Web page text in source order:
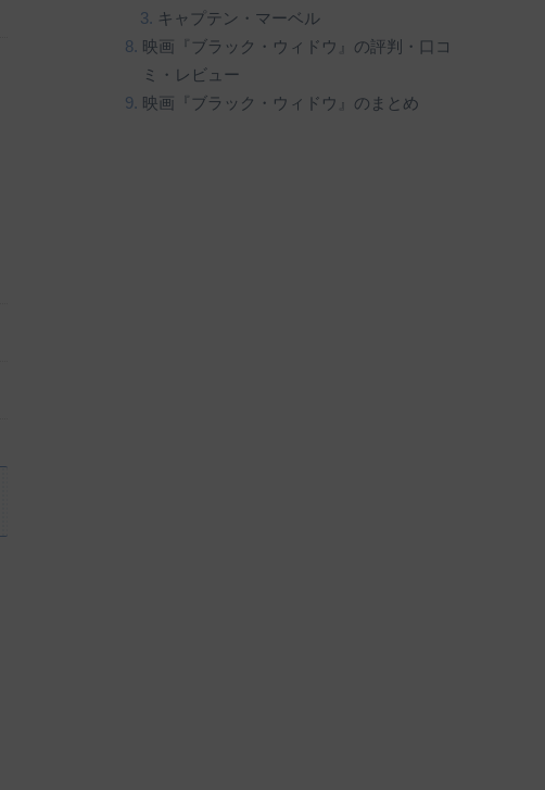
キャプテン・マーベル
映画『ブラック・ウィドウ』の評判・口コ
ミ・レビュー
映画『ブラック・ウィドウ』のまとめ